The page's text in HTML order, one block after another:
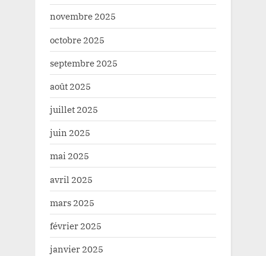
novembre 2025
octobre 2025
septembre 2025
août 2025
juillet 2025
juin 2025
mai 2025
avril 2025
mars 2025
février 2025
janvier 2025